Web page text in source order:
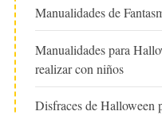
Manualidades de
Manualidades para
realizar con niños
Disfraces de Halloween